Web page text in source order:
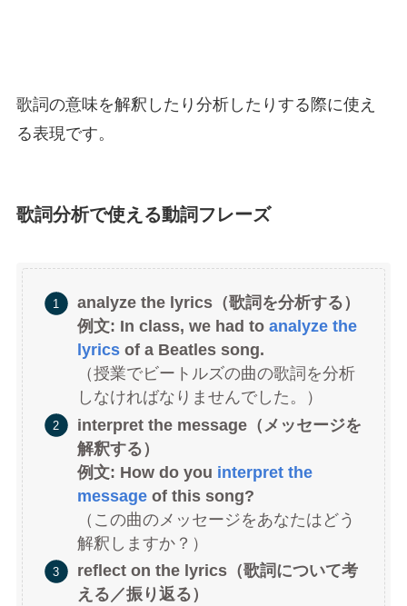
歌詞の意味を解釈したり分析したりする際に使え
る表現です。
歌詞分析で使える動詞フレーズ
analyze the lyrics（歌詞を分析する）
例文: In class, we had toanalyze the
lyrics of a Beatles song.
（授業でビートルズの曲の歌詞を分析
しなければなりませんでした。）
interpret the message（メッセージを
解釈する）
例文: How do you interpret the
message of this song?
（この曲のメッセージをあなたはどう
解釈しますか？）
reflect on the lyrics（歌詞について考
える／振り返る）